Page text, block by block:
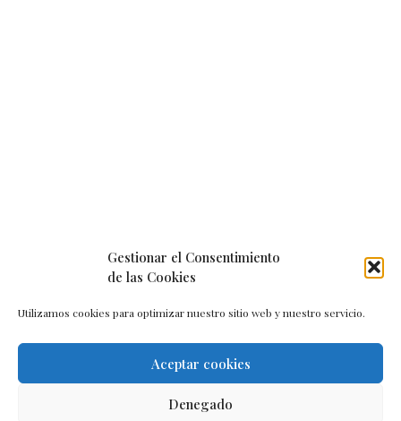
Gestionar el Consentimiento
de las Cookies
Utilizamos cookies para optimizar nuestro sitio web y nuestro servicio.
Aceptar cookies
Denegado
Política de cookies